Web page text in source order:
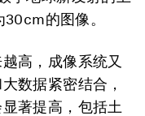
的图像。
高，成像系统又
数据紧密结合，
著提高，包括土